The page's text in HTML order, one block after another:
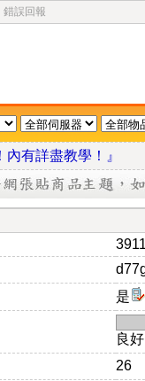
錯誤回報
！內有詳盡教學
是
良
26